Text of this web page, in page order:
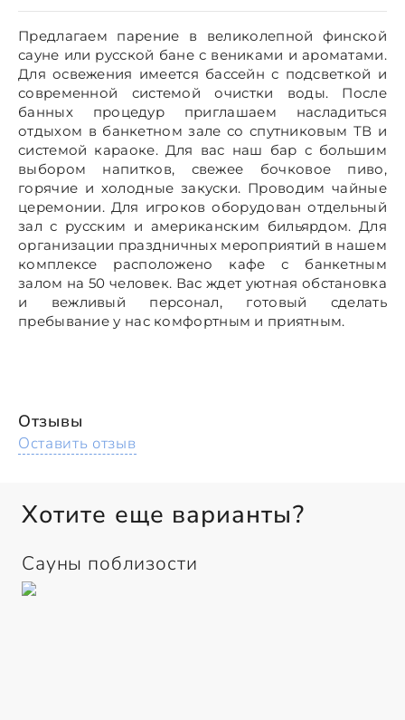
Предлагаем парение в великолепной финской
сауне или русской бане с вениками и ароматами.
Для освежения имеется бассейн с подсветкой и
современной системой очистки воды. После
банных процедур приглашаем насладиться
отдыхом в банкетном зале со спутниковым ТВ и
системой караоке. Для вас наш бар с большим
выбором напитков, свежее бочковое пиво,
горячие и холодные закуски. Проводим чайные
церемонии. Для игроков оборудован отдельный
зал с русским и американским бильярдом. Для
организации праздничных мероприятий в нашем
комплексе расположено кафе с банкетным
залом на 50 человек. Вас ждет уютная обстановка
и вежливый персонал, готовый сделать
пребывание у нас комфортным и приятным.
Отзывы
Оставить отзыв
Хотите еще варианты?
Сауны поблизости